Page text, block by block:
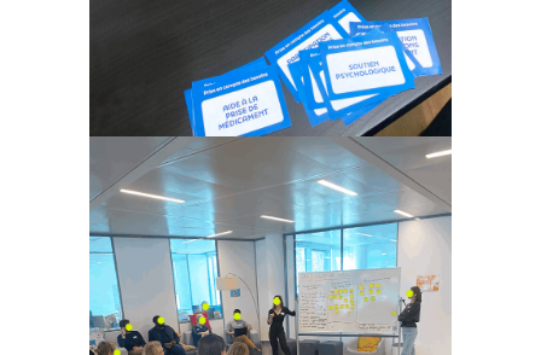
Design de service &
innovation en santé